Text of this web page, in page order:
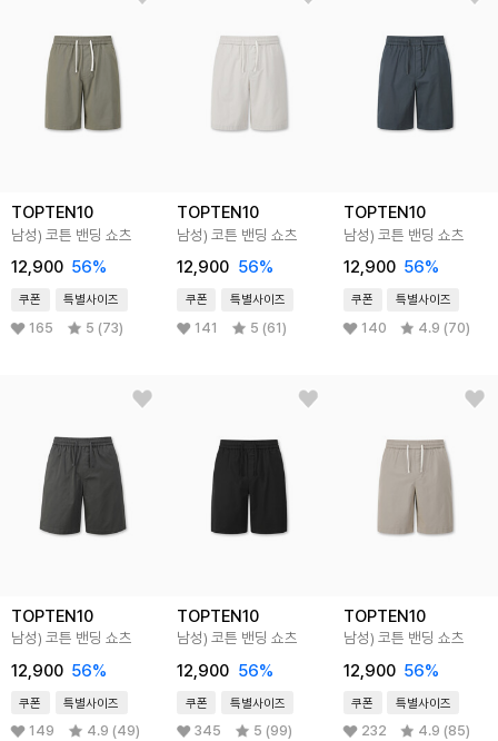
TOPTEN10
남성) 코튼 밴딩 쇼츠
12,900 56%
쿠폰 특별사이즈
165 5 (73)
TOPTEN10
남성) 코튼 밴딩 쇼츠
12,900 56%
쿠폰 특별사이즈
141 5 (61)
TOPTEN10
남성) 코튼 밴딩 쇼츠
12,900 56%
쿠폰 특별사이즈
140 4.9 (70)
TOPTEN10
남성) 코튼 밴딩 쇼츠
12,900 56%
쿠폰 특별사이즈
149 4.9 (49)
TOPTEN10
남성) 코튼 밴딩 쇼츠
12,900 56%
쿠폰 특별사이즈
345 5 (99)
TOPTEN10
남성) 코튼 밴딩 쇼츠
12,900 56%
쿠폰 특별사이즈
232 4.9 (85)